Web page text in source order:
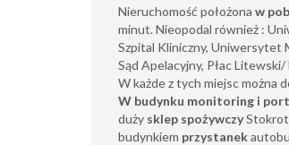
Nieruchomość położona w
minut. Nieopodal również :
Szpital Kliniczny, Uniwersytet
Sąd Apelacyjny, Płac
W każde z tych miejsc można
W budynku monitoring i
duży sklep spożywczy
budynkiem przystanek